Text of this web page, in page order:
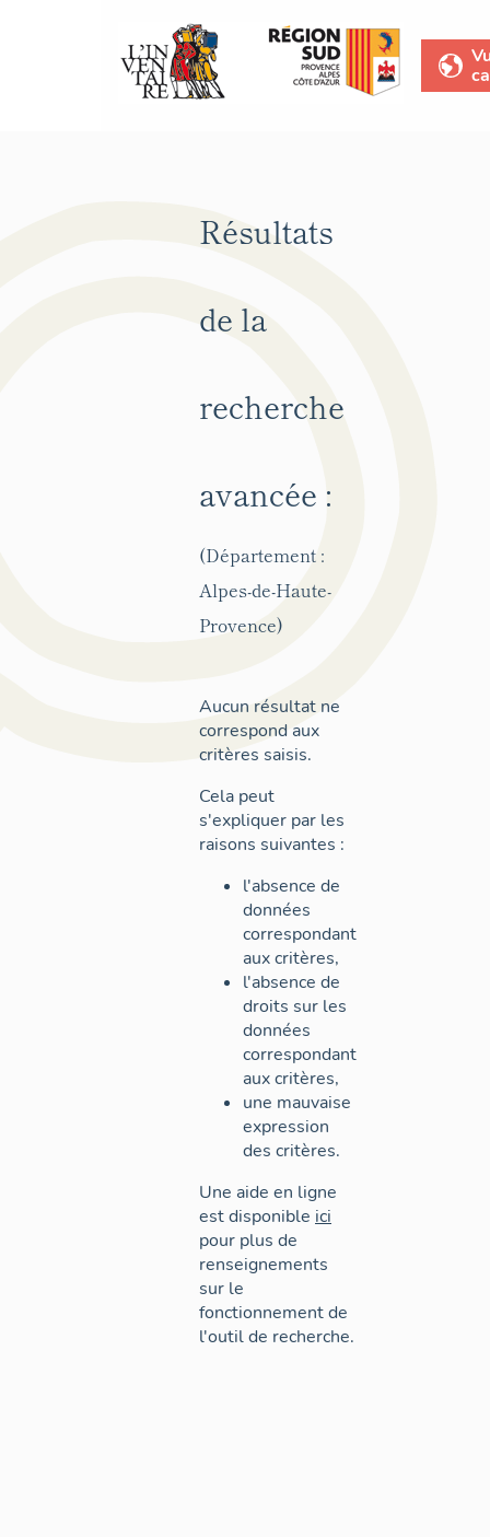
Résultats
de la
recherche
avancée :
(Département :
Alpes-de-Haute-
Provence)
Aucun résultat ne
correspond aux
critères saisis.
Cela peut
s'expliquer par les
raisons suivantes :
l'absence de
données
correspondant
aux critères,
l'absence de
droits sur les
données
correspondant
aux critères,
une mauvaise
expression
des critères.
Une aide en ligne
est disponible ici
pour plus de
renseignements
sur le
fonctionnement de
l'outil de recherche.